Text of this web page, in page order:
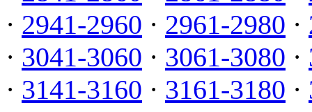
· 2941-2960 · 2961-2980 ·
· 3041-3060 · 3061-3080 ·
· 3141-3160 · 3161-3180 ·